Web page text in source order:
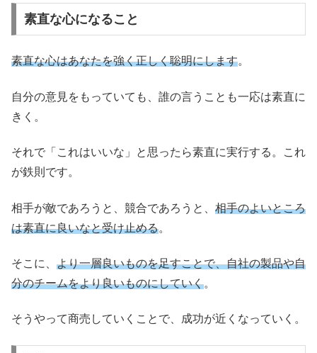
素直な心になること
素直な心はあなたを強く正しく聡明にします。
自分の意見をもっていても、誰の言うことも一応は素直に
きく。
それで「これはいいな」と思ったら素直に実行する。これ
が鉄則です。
相手が敵であろうと、競合であろうと、 相手のよいところ
は素直に良いなと受け止める。
そこに、 より一層良いものを足すことで、自社の製品や自
分のチームをより良いものにしていく。
そうやって商売していくことで、成功が近くなっていく。